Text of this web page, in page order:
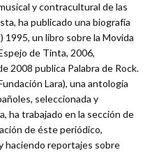
y contracultural de las
ha publicado una biografía
1995, un libro sobre la Movida
de Tinta, 2006,
2008 publica Palabra de Rock.
Lara), una antología
seleccionada y
ha trabajado en la sección de
de éste periódico,
haciendo reportajes sobre